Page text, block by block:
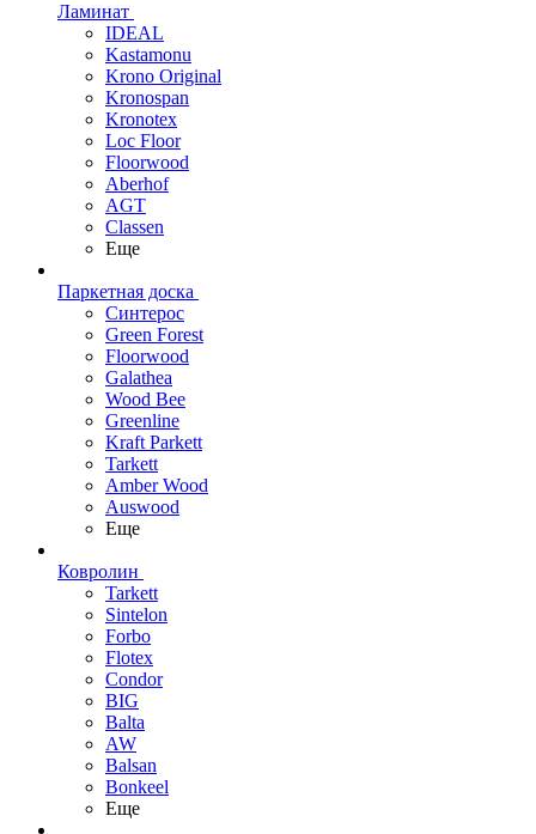
Ламинат
IDEAL
Kastamonu
Krono Original
Kronospan
Kronotex
Loc Floor
Floorwood
Aberhof
AGT
Classen
Еще
Паркетная доска
Синтерос
Green Forest
Floorwood
Galathea
Wood Bee
Greenline
Kraft Parkett
Tarkett
Amber Wood
Auswood
Еще
Ковролин
Tarkett
Sintelon
Forbo
Flotex
Condor
BIG
Balta
AW
Balsan
Bonkeel
Еще